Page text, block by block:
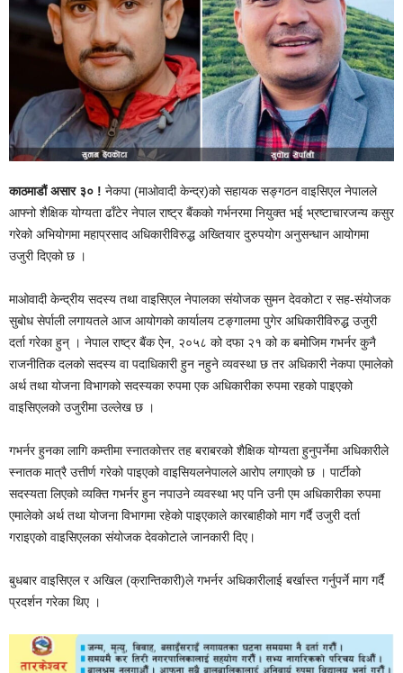
काठमाडौं असार ३० ! नेकपा (माओवादी केन्द्र)को सहायक सङ्गठन वाइसिएल नेपालले
आफ्नो शैक्षिक योग्यता ढाँटेर नेपाल राष्ट्र बैंकको गर्भनरमा नियुक्त भई भ्रष्टाचारजन्य कसुर
गरेको अभियोगमा महाप्रसाद अधिकारीविरुद्ध अख्तियार दुरुपयोग अनुसन्धान आयोगमा
उजुरी दिएको छ ।
माओवादी केन्द्रीय सदस्य तथा वाइसिएल नेपालका संयोजक सुमन देवकोटा र सह-संयोजक
सुबोध सेर्पाली लगायतले आज आयोगको कार्यालय टङ्गालमा पुगेर अधिकारीविरुद्ध उजुरी
दर्ता गरेका हुन् । नेपाल राष्ट्र बैंक ऐन, २०५८ को दफा २१ को क बमोजिम गभर्नर कुनै
राजनीतिक दलको सदस्य वा पदाधिकारी हुन नहुने व्यवस्था छ तर अधिकारी नेकपा एमालेको
अर्थ तथा योजना विभागको सदस्यका रुपमा एक अधिकारीका रुपमा रहको पाइएको
वाइसिएलको उजुरीमा उल्लेख छ ।
गभर्नर हुनका लागि कम्तीमा स्नातकोत्तर तह बराबरको शैक्षिक योग्यता हुनुपर्नेमा अधिकारीले
स्नातक मात्रै उत्तीर्ण गरेको पाइएको वाइसियलनेपालले आरोप लगाएको छ । पार्टीको
सदस्यता लिएको व्यक्ति गभर्नर हुन नपाउने व्यवस्था भए पनि उनी एम अधिकारीका रुपमा
एमालेको अर्थ तथा योजना विभागमा रहेको पाइएकाले कारबाहीको माग गर्दै उजुरी दर्ता
गराइएको वाइसिएलका संयोजक देवकोटाले जानकारी दिए।
बुधबार वाइसिएल र अखिल (क्रान्तिकारी)ले गभर्नर अधिकारीलाई बर्खास्त गर्नुपर्ने माग गर्दै
प्रदर्शन गरेका थिए ।